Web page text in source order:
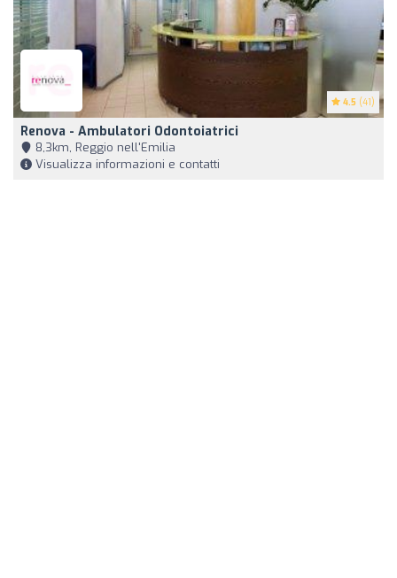
4.5 (41)
Renova - Ambulatori Odontoiatrici
8,3km, Reggio nell'Emilia
Visualizza informazioni e contatti